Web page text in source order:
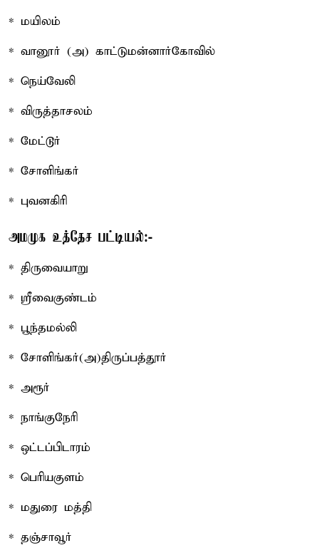
* மயிலம்
* வானூர் (அ) காட்டுமன்னார்கோவில்
* நெய்வேலி
* விருத்தாசலம்
* மேட்டூர்
* சோளிங்கர்
* புவனகிரி
அமமுக உத்தேச பட்டியல்:-
* திருவையாறு
* ஸ்ரீவைகுண்டம்
* பூந்தமல்லி
* சோளிங்கர்(அ)திருப்பத்தூர்
* அரூர்
* நாங்குநேரி
* ஒட்டப்பிடாரம்
* பெரியகுளம்
* மதுரை மத்தி
* தஞ்சாவூர்